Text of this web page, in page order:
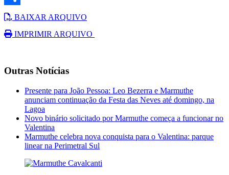
Link
ShareBAIXAR ARQUIVO
IMPRIMIR ARQUIVO
Outras Notícias
Presente para João Pessoa: Leo Bezerra e Marmuthe
anunciam continuação da Festa das Neves até domingo, na
Lagoa
Novo binário solicitado por Marmuthe começa a funcionar no
Valentina
Marmuthe celebra nova conquista para o Valentina: parque
linear na Perimetral Sul